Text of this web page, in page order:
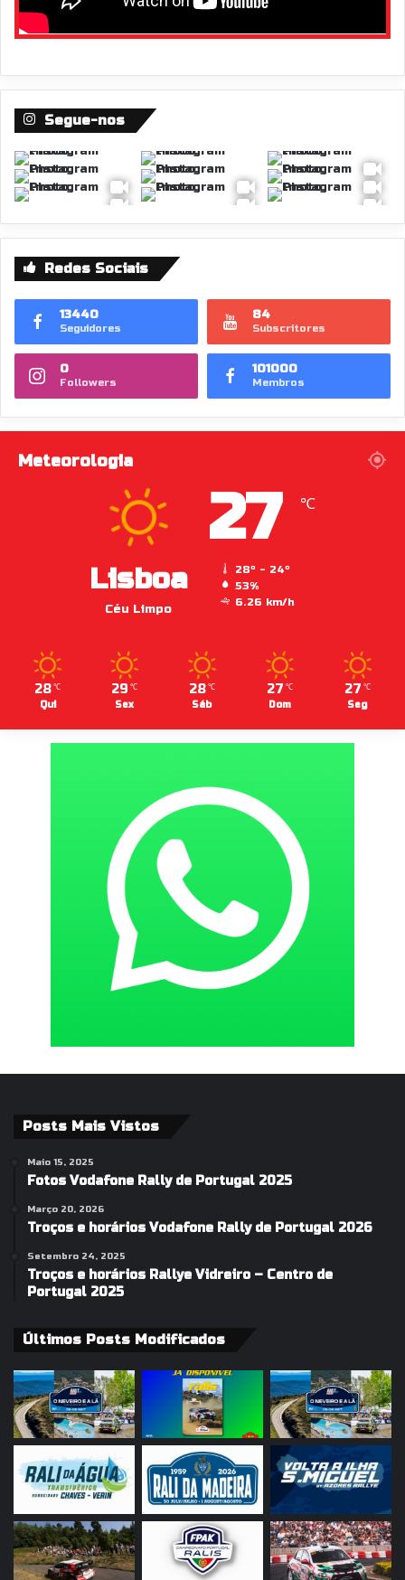
Segue-nos
Redes Sociais
13440
Seguidores
84
Subscritores
0
Followers
101000
Membros
Meteorologia
Lisboa
Céu Limpo
27 ℃
28º - 24º
53%
6.26 km/h
28 ℃
Qui
29 ℃
Sex
28 ℃
Sáb
27 ℃
Dom
27 ℃
Seg
Posts Mais Vistos
Maio 15, 2025
Fotos Vodafone Rally de Portugal 2025
Março 20, 2026
Troços e horários Vodafone Rally de Portugal 2026
Setembro 24, 2025
Troços e horários Rallye Vidreiro – Centro de
Portugal 2025
Últimos Posts Modificados